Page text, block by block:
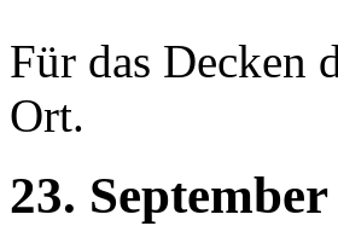
Für das Decken
Ort.
23. September